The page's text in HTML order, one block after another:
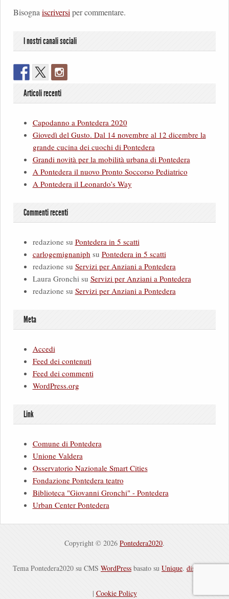
Bisognaiscriversiper commentare.
I nostri canali sociali
Articoli recenti
Capodanno a Pontedera 2020
Giovedì del Gusto. Dal 14 novembre al 12 dicembre la
grande cucina dei cuochi di Pontedera
Grandi novità per la mobilità urbana di Pontedera
A Pontedera il nuovo Pronto Soccorso Pediatrico
A Pontedera il Leonardo’s Way
Commenti recenti
redazionesu Pontedera in 5 scatti
carlogemignaniph su Pontedera in 5 scatti
redazionesu Servizi per Anziani a Pontedera
Laura Gronchisu Servizi per Anziani a Pontedera
redazionesu Servizi per Anziani a Pontedera
Meta
Accedi
Feed dei contenuti
Feed dei commenti
WordPress.org
Link
Comune di Pontedera
Unione Valdera
Osservatorio Nazionale Smart Cities
Fondazione Pontedera teatro
Biblioteca "Giovanni Gronchi" - Pontedera
Urban Center Pontedera
Copyright © 2026 Pontedera2020.
Tema Pontedera2020 su CMS WordPress basato su Unique. disclaimer
| Cookie Policy